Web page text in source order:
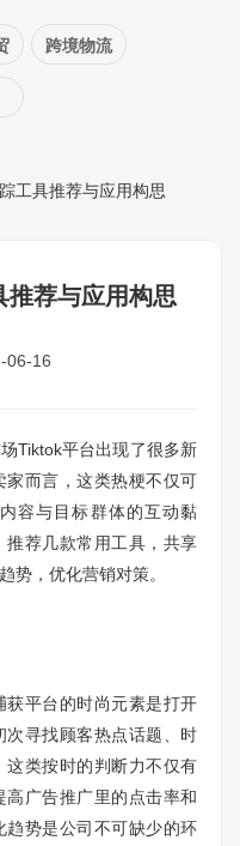
跨境物流
工具推荐与应用构思
荐与应用构思
06-16
平台出现了很多新
而言，这类热梗不仅可
容与目标群体的互动黏
荐几款常用工具，共享
势，优化营销对策。
平台的时尚元素是打开
寻找顾客热点话题、时
这类按时的判断力不仅有
广告推广里的点击率和
势是公司不可缺少的环